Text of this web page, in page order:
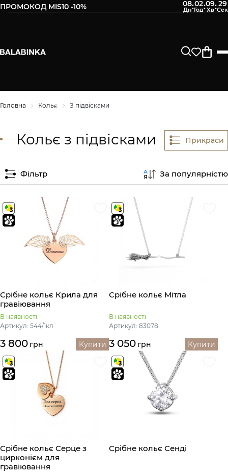
ПРОМОКОД MIS10 -10% 08:02:09:29
Головна Кольє З підвісками
Кольє з підвісками Прикраси
Фільтр За популярністю
Срібне кольє Крила для
гравіювання
В наявності
Артикул: 544/1кл
3 800 грн Купити
Срібне кольє Мітла
В наявності
Артикул: 83078
3 050 грн Купити
Срібне кольє Серце з
цирконієм для
гравіювання
Срібне кольє Сенді